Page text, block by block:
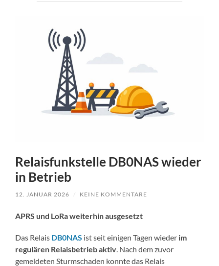
Relaisfunkstelle DB0NAS wieder
in Betrieb
12. JANUAR 2026 / KEINE KOMMENTARE
APRS und LoRa weiterhin ausgesetzt
Das Relais DB0NAS ist seit einigen Tagen wieder im
regulären Relaisbetrieb aktiv . Nach dem zuvor
gemeldeten Sturmschaden konnte das Relais